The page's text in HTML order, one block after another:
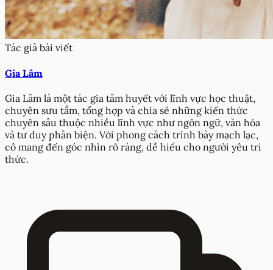
Tác giả bài viết
Gia Lâm
Gia Lâm là một tác gia tâm huyết với lĩnh vực học thuật,
chuyên sưu tầm, tổng hợp và chia sẻ những kiến thức
chuyên sâu thuộc nhiều lĩnh vực như ngôn ngữ, văn hóa
và tư duy phản biện. Với phong cách trình bày mạch lạc,
cô mang đến góc nhìn rõ ràng, dễ hiểu cho người yêu tri
thức.